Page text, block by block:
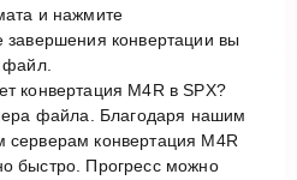
и нажмите
завершения конвертации вы
файл.
конвертация M4R в SPX?
файла. Благодаря нашим
серверам конвертация M4R
быстро. Прогресс можно